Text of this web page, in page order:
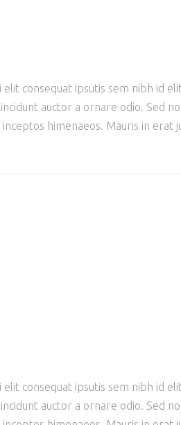
consequat ipsutis sem nibh id
auctor a ornare odio. Sed
himenaeos. Mauris in erat
consequat ipsutis sem nibh id
auctor a ornare odio. Sed